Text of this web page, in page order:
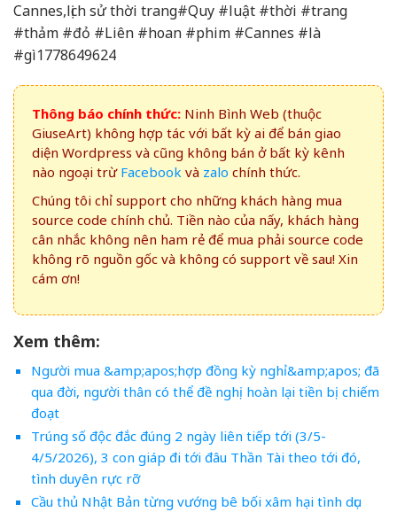
Cannes,lịch sử thời trang#Quy #luật #thời #trang
#thảm #đỏ #Liên #hoan #phim #Cannes #là
#gì1778649624
Thông báo chính thức: Ninh Bình Web (thuộc
GiuseArt) không hợp tác với bất kỳ ai để bán giao
diện Wordpress và cũng không bán ở bất kỳ kênh
nào ngoại trừ Facebook và zalo chính thức.
Chúng tôi chỉ support cho những khách hàng mua
source code chính chủ. Tiền nào của nấy, khách hàng
cân nhắc không nên ham rẻ để mua phải source code
không rõ nguồn gốc và không có support về sau! Xin
cám ơn!
Xem thêm:
Người mua &amp;apos;hợp đồng kỳ nghỉ&amp;apos; đã
qua đời, người thân có thể đề nghị hoàn lại tiền bị chiếm
đoạt
Trúng số độc đắc đúng 2 ngày liên tiếp tới (3/5-
4/5/2026), 3 con giáp đi tới đâu Thần Tài theo tới đó,
tình duyên rực rỡ
Cầu thủ Nhật Bản từng vướng bê bối xâm hại tình dục